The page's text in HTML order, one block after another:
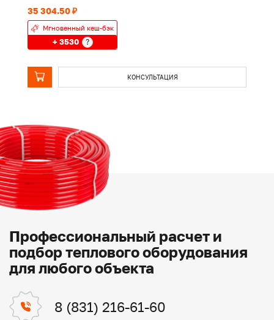
35 304.50 ₽
Мгновенный кеш-бэк
+ 3530 ?
КОНСУЛЬТАЦИЯ
Профессиональный расчет и
подбор теплового оборудования
для любого объекта
8 (831) 216-61-60